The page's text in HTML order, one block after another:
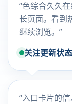
“色综合久久
长页面。看到
继续浏览。”
关注更新状
“入口卡片的